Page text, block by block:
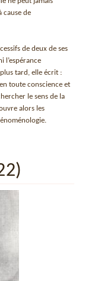
cause de
de deux de ses
l’espérance
tard, elle écrit :
toute conscience et
le sens de la
alors les